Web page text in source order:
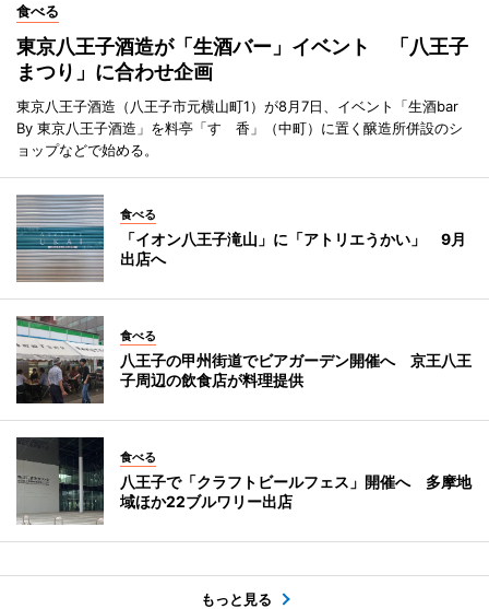
食べる
東京八王子酒造が「生酒バー」イベント 「八王子
まつり」に合わせ企画
東京八王子酒造（八王子市元横山町1）が8月7日、イベント「生酒bar
By 東京八王子酒造」を料亭「すゞ香」（中町）に置く醸造所併設のシ
ョップなどで始める。
食べる
「イオン八王子滝山」に「アトリエうかい」 9月
出店へ
食べる
八王子の甲州街道でビアガーデン開催へ 京王八王
子周辺の飲食店が料理提供
食べる
八王子で「クラフトビールフェス」開催へ 多摩地
域ほか22ブルワリー出店
もっと見る